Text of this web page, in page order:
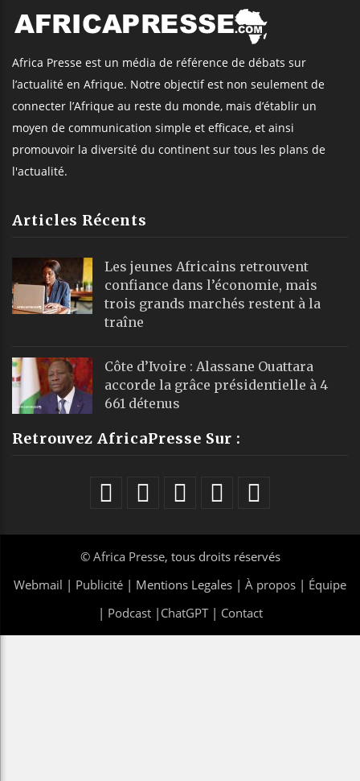
Africa Presse est un média de référence de débats sur
l’actualité en Afrique. Notre objectif est non seulement de
connecter l’Afrique au reste du monde, mais d’établir un
moyen de communication simple et efficace, et ainsi
promouvoir la diversité du continent sur tous les plans de
l'actualité.
Articles Récents
Les jeunes Africains retrouvent
confiance dans l’économie, mais
trois grands marchés restent à la
traîne
Côte d’Ivoire : Alassane Ouattara
accorde la grâce présidentielle à 4
661 détenus
Retrouvez AfricaPresse Sur :
© Africa Presse, tous droits réservés
Webmail | Publicité | Mentions Legales | À propos | Équipe
| Podcast| ChatGPT| Contact